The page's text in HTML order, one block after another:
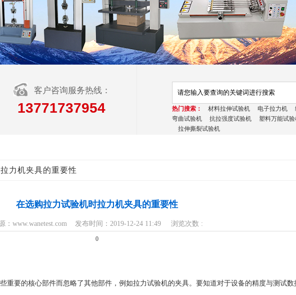
客户咨询服务热线：
13771737954 热门搜索： 材料拉伸试验机 电子拉力机
弯曲试验机
抗拉强度试验机 塑料万能试
拉伸撕裂试验机
力机夹具的重要性
在选购拉力试验机时拉力机夹具的重要性
：www.wanetest.com 发布时间：2019-12-24 11:49 浏览次数 :
0
重要的核心部件而忽略了其他部件，例如拉力试验机的夹具。要知道对于设备的精度与测试